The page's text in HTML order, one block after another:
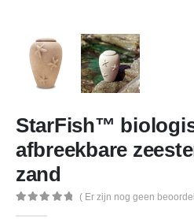
StarFish™
afbreekbare
zand
( Er zijn nog geen